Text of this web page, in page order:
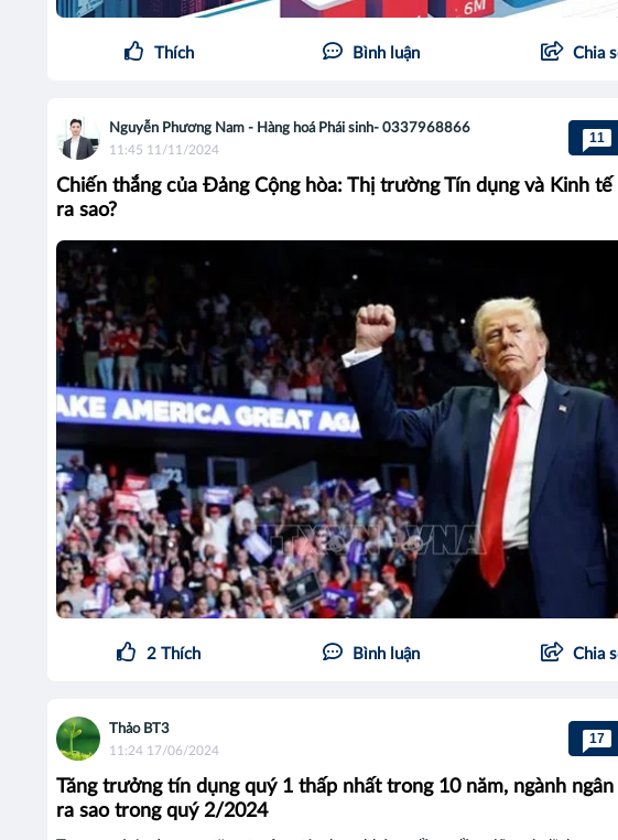
Thích Bình luận Chia
Nguyễn Phương Nam - Hàng hoá Phái sinh- 0337968866
11:45 11/11/2024
11
Chiến thắng của Đảng Cộng hòa: Thị trường Tín dụng và Kinh
ra sao?
2 Thích Bình luận Chia
Thảo BT3
11:24 17/06/2024
17
Tăng trưởng tín dụng quý 1 thấp nhất trong 10 năm, ngành ngân
ra sao trong quý 2/2024